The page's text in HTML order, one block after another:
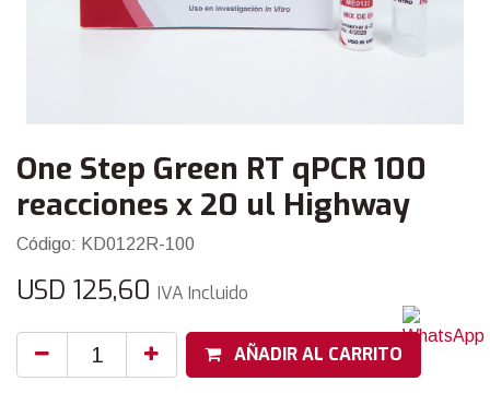
One Step Green RT qPCR 100
reacciones x 20 ul Highway
Código: KD0122R-100
USD 125,60 IVA Incluido
AÑADIR AL CARRITO